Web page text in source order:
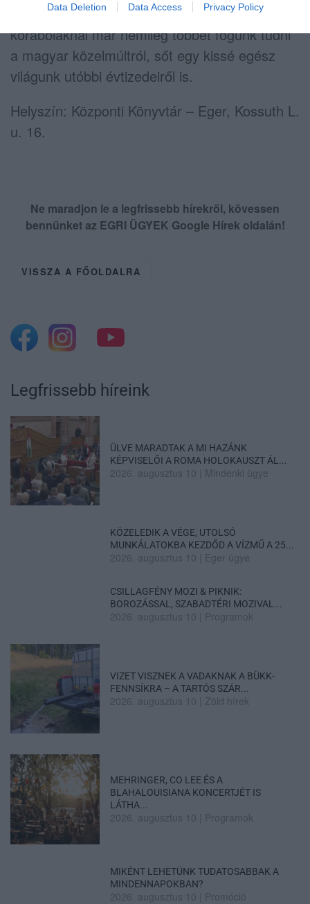
Data Deletion Data Access Privacy Policy
közeg története is. Róluk olvasva a
korábbiaknál már némileg többet fogunk tudni
a magyar közelmúltról, sőt egy kissé egész
világunk utóbbi évtizedeiről is.
Helyszín: Központi Könyvtár – Eger, Kossuth L.
u. 16.
Ne maradjon le a legfrissebb hírekről, kövessen
bennünket az EGRI ÜGYEK Google Hírek oldalán!
VISSZA A FŐOLDALRA
Legfrissebb híreink
ÜLVE MARADTAK A MI HAZÁNK
KÉPVISELŐI A ROMA HOLOKAUSZT ÁL...
2026. augusztus 10 Mindenki ügye
KÖZELEDIK A VÉGE, UTOLSÓ
MUNKÁLATOKBA KEZDŐD A VÍZMŰ A 25...
2026. augusztus 10 Eger ügye
CSILLAGFÉNY MOZI & PIKNIK:
BOROZÁSSAL, SZABADTÉRI MOZIVAL...
2026. augusztus 10 Programok
VIZET VISZNEK A VADAKNAK A BÜKK-
FENNSÍKRA – A TARTÓS SZÁR...
2026. augusztus 10 Zöld hírek
MEHRINGER, CO LEE ÉS A
BLAHALOUISIANA KONCERTJÉT IS
LÁTHA...
2026. augusztus 10 Programok
MIKÉNT LEHETÜNK TUDATOSABBAK A
MINDENNAPOKBAN?
2026. augusztus 10 Promóció